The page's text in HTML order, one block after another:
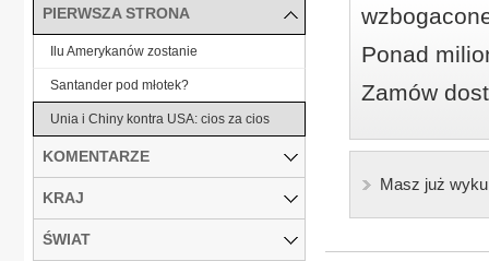
Ponad
Zamów
Masz już
PIERWSZA STRONA
Ilu Amerykanów zostanie
Santander pod młotek?
Unia i Chiny kontra USA: cios za cios
KOMENTARZE
KRAJ
ŚWIAT